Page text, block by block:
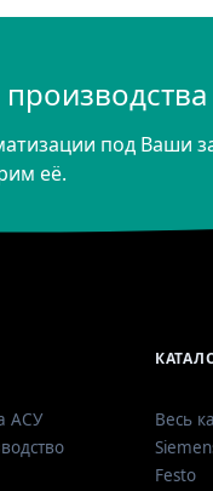
под Ваши
её.
АСУ
Весь
Festo